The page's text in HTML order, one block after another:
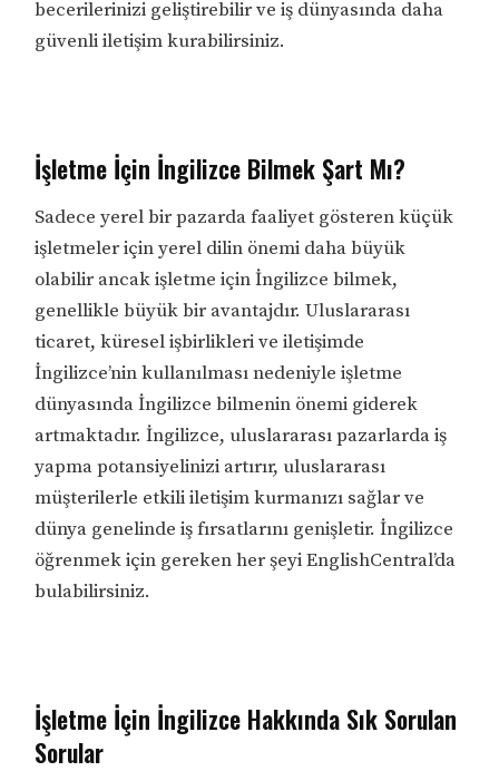
becerilerinizi geliştirebilir ve iş dünyasında daha
güvenli iletişim kurabilirsiniz.
İşletme İçin İngilizce Bilmek Şart Mı?
Sadece yerel bir pazarda faaliyet gösteren küçük
işletmeler için yerel dilin önemi daha büyük
olabilir ancak işletme için İngilizce bilmek,
genellikle büyük bir avantajdır. Uluslararası
ticaret, küresel işbirlikleri ve iletişimde
İngilizce’nin kullanılması nedeniyle işletme
dünyasında İngilizce bilmenin önemi giderek
artmaktadır. İngilizce, uluslararası pazarlarda iş
yapma potansiyelinizi artırır, uluslararası
müşterilerle etkili iletişim kurmanızı sağlar ve
dünya genelinde iş fırsatlarını genişletir. İngilizce
öğrenmek için gereken her şeyi EnglishCentral’da
bulabilirsiniz.
İşletme İçin İngilizce Hakkında Sık Sorulan
Sorular